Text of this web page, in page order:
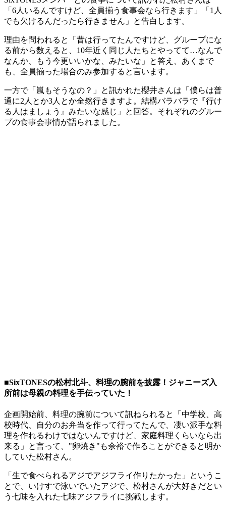
「6人いるんですけど、全員揃う食事会なら行きます」「1人
でも欠けるんだったら行きません」と告白します。
理由を問われると「昔は行ってたんですけど、グループにな
る前から数えると、10年近く同じ人たちとやってて…なんで
なんか、もう今更いいかな、みたいな」と答え、あくまで
も、全員揃った場合のみ参加すると言います。
一方で「嵐もそうなの？」と訊かれた櫻井さんは「僕らは普
通に2人とか3人とか全然行きますよ。結構バラバラで『行け
る人はましょう』みたいな感じ」と回答。それぞれのグルー
プの食事会事情が語られました。
■SixTONESの松村北斗、料理の腕前を披露！ジャニーズ入
所前は母親の料理を手伝っていた！
企画開始前、料理の腕前について訊ねられると「中学校、高
校時代、自分のお弁当を作って行ってたんで、凄い派手な料
理を作れるわけではないんですけど、家庭料理くらいなら出
来る」と言って、"卵焼き"も余裕で作ることができると明か
していた松村さん。
「生で食べられるアジでアジフライ作りたかった」というこ
とで、いけすで泳いでいたアジで、松村さんが大好きだとい
う七味を入れた七味アジフライに挑戦します。